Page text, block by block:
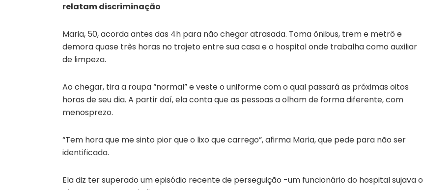
relatam discriminação
Maria, 50, acorda antes das 4h para não chegar atrasada. Toma ônibus, trem e metrô e
demora quase três horas no trajeto entre sua casa e o hospital onde trabalha como auxiliar
de limpeza.
Ao chegar, tira a roupa “normal” e veste o uniforme com o qual passará as próximas oitos
horas de seu dia. A partir daí, ela conta que as pessoas a olham de forma diferente, com
menosprezo.
“Tem hora que me sinto pior que o lixo que carrego”, afirma Maria, que pede para não ser
identificada.
Ela diz ter superado um episódio recente de perseguição -um funcionário do hospital sujava o